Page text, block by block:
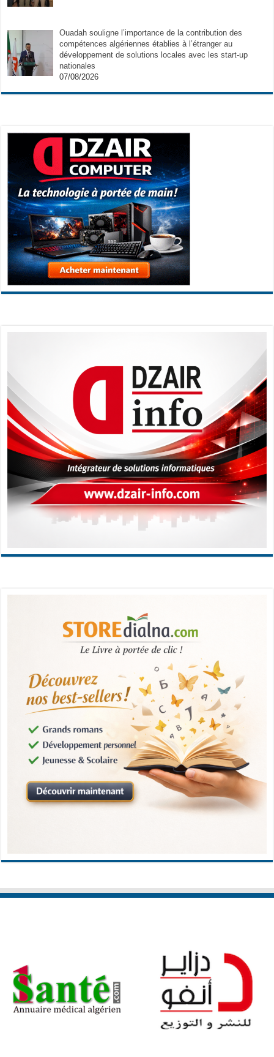
Ouadah souligne l’importance de la contribution des
compétences algériennes établies à l’étranger au
développement de solutions locales avec les start-up
nationales
07/08/2026